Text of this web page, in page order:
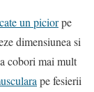
un piciorpe
dimensiunea si
cobori mai mult
pe fesierii